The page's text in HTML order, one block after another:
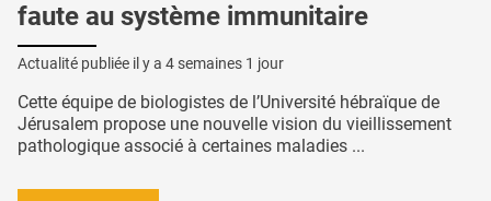
faute au système immunitaire
Actualité publiée il y a 4 semaines 1 jour
Cette équipe de biologistes de l’Université hébraïque de
Jérusalem propose une nouvelle vision du vieillissement
pathologique associé à certaines maladies ...